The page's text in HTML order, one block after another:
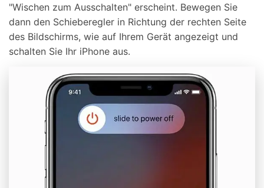
"Wischen zum Ausschalten" erscheint. Bewegen Sie
dann den Schieberegler in Richtung der rechten Seite
des Bildschirms, wie auf Ihrem Gerät angezeigt und
schalten Sie Ihr iPhone aus.